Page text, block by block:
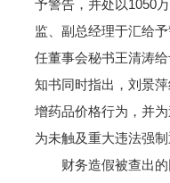
予警告，并处以1050
监、副总经理于汇给
任董事会秘书王清涛
知书同时指出，刘景
增药品价格行为，并
为未触及重大违法强制
财务造假被查出